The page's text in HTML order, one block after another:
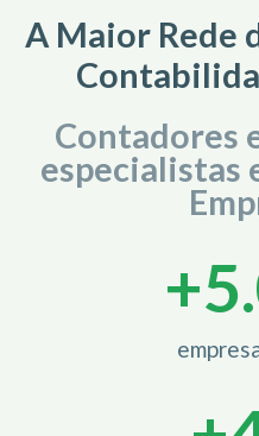
A Maior Rede
Contadores
especialistas
+